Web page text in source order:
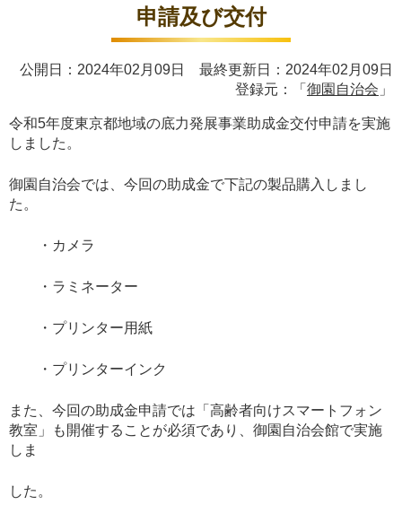
申請及び交付
公開日：2024年02月09日 最終更新日：2024年02月09日
登録元：「 御園自治会 」
令和5年度東京都地域の底力発展事業助成金交付申請を実施
しました。
御園自治会では、今回の助成金で下記の製品購入しまし
た。
・カメラ
・ラミネーター
・プリンター用紙
・プリンターインク
また、今回の助成金申請では「高齢者向けスマートフォン
教室」も開催することが必須であり、御園自治会館で実施
しま
した。